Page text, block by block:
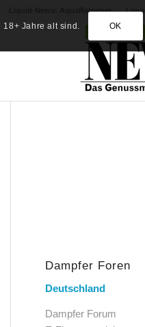
Liquid-News: AquaRatgeber
Dampfer Foren
Deutschland
Dampfer Forum
Jahre alt sind. OK